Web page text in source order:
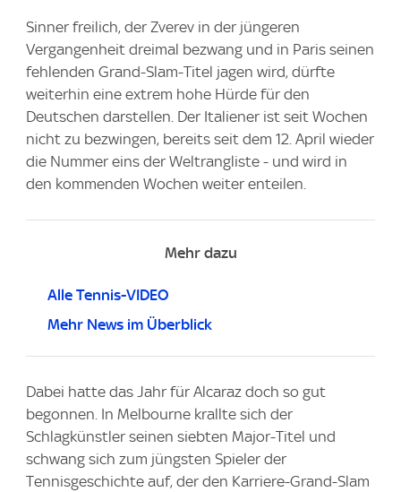
Sinner freilich, der Zverev in der jüngeren
Vergangenheit dreimal bezwang und in Paris seinen
fehlenden Grand-Slam-Titel jagen wird, dürfte
weiterhin eine extrem hohe Hürde für den
Deutschen darstellen. Der Italiener ist seit Wochen
nicht zu bezwingen, bereits seit dem 12. April wieder
die Nummer eins der Weltrangliste - und wird in
den kommenden Wochen weiter enteilen.
Mehr dazu
Alle Tennis-VIDEO
Mehr News im Überblick
Dabei hatte das Jahr für Alcaraz doch so gut
begonnen. In Melbourne krallte sich der
Schlagkünstler seinen siebten Major-Titel und
schwang sich zum jüngsten Spieler der
Tennisgeschichte auf, der den Karriere-Grand-Slam